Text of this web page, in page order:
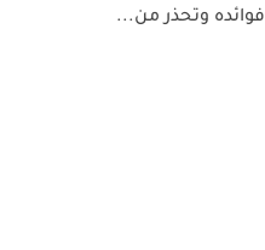
فوائده وتحذر من...